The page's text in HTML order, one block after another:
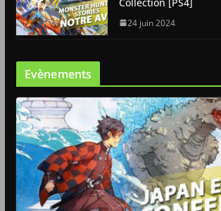
24 juin 2024
Evènements